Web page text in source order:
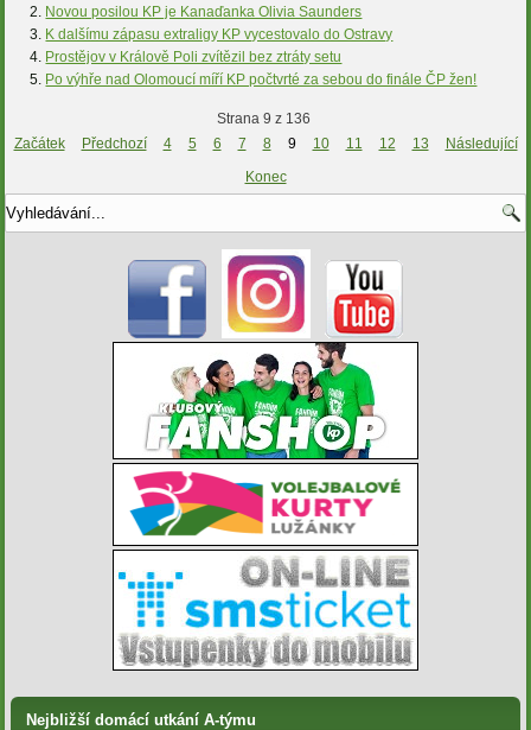
Novou posilou KP je Kanaďanka Olivia Saunders
K dalšímu zápasu extraligy KP vycestovalo do Ostravy
Prostějov v Králově Poli zvítězil bez ztráty setu
Po výhře nad Olomoucí míří KP počtvrté za sebou do finále ČP žen!
Strana 9 z 136
Začátek
Předchozí 4 5 6 7 8 9 10 11 12 13
Následující
Konec
Nejbližší domácí utkání A-týmu